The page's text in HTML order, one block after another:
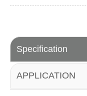
Specification
APPLICATION